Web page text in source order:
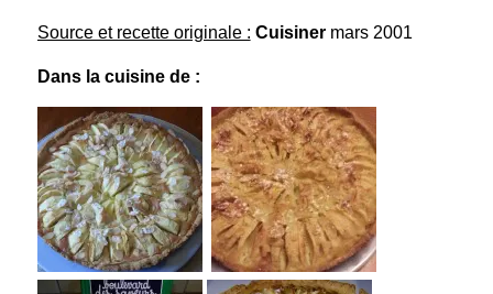
Source et recette originale : Cuisinermars 2001
Dans la cuisine de :